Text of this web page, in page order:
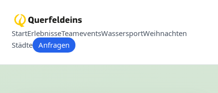
StartErlebnisseTeameventsWassersportWeihnachten
Städte Anfragen